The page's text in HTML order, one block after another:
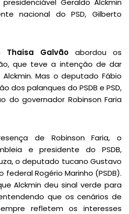
Geraldo Alckmin
nacional do PSD, Gilberto
Thaisa Galvão abordou os
que teve a intenção de dar
Mas o deputado Fábio
dos palanques do PSDB e PSD,
do governador Robinson Faria
de Robinson Faria, o
e presidente do PSDB,
o deputado tucano Gustavo
Rogério Marinho (PSDB).
Alckmin deu sinal verde para
que os cenários de
refletem os interesses